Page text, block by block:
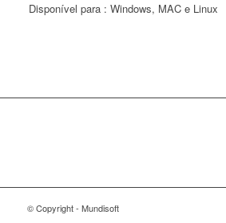
Disponível para : Windows, MAC e Linux
© Copyright - Mundisoft